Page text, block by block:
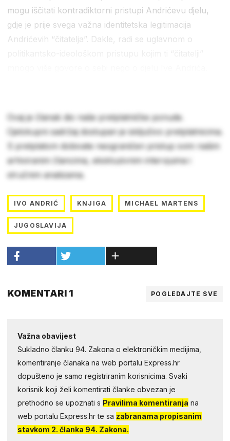
mogu iščitati kontradiktorni pristupi Andrićevu djelu,
gdje je prije svega važna identitetska legitimacija
Andrićevih “čitatelja”. Dakle, radi se uglavnom o
Ovaj je članak dio naše pretplatničke ponude.
Cjelokupni sadržaj dostupan je isključivo pretplatnicima.
S pretplatom dobivate neograničen pristup svim našim
arhiviranim člancima, ekskluzivnim intervjuima i
stručnim analizama.
IVO ANDRIĆ KNJIGA MICHAEL MARTENS
JUGOSLAVIJA
KOMENTARI 1 POGLEDAJTE SVE
Važna obavijest
Sukladno članku 94. Zakona o elektroničkim medijima,
komentiranje članaka na web portalu Express.hr
dopušteno je samo registriranim korisnicima. Svaki
korisnik koji želi komentirati članke obvezan je
prethodno se upoznati s Pravilima komentiranja na
web portalu Express.hr te sa zabranama propisanim
stavkom 2. članka 94. Zakona.